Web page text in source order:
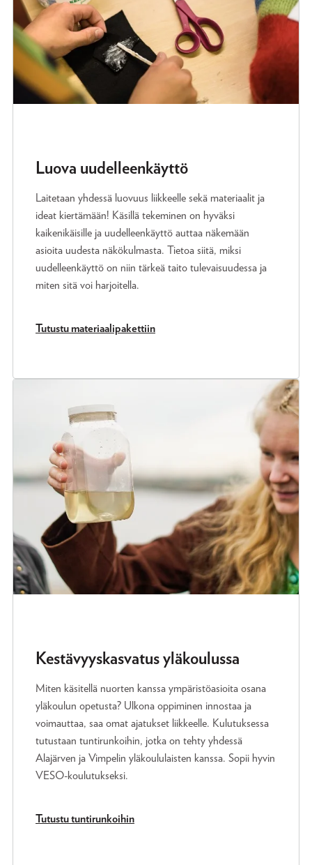
Luova uudelleenkäyttö
Laitetaan yhdessä luovuus liikkeelle sekä materiaalit ja
ideat kiertämään! Käsillä tekeminen on hyväksi
kaikenikäisille ja uudelleenkäyttö auttaa näkemään
asioita uudesta näkökulmasta. Tietoa siitä, miksi
uudelleenkäyttö on niin tärkeä taito tulevaisuudessa ja
miten sitä voi harjoitella.
Tutustu materiaalipakettiin
Kestävyyskasvatus yläkoulussa
Miten käsitellä nuorten kanssa ympäristöasioita osana
yläkoulun opetusta? Ulkona oppiminen innostaa ja
voimauttaa, saa omat ajatukset liikkeelle. Kulutuksessa
tutustaan tuntirunkoihin, jotka on tehty yhdessä
Alajärven ja Vimpelin yläkoululaisten kanssa. Sopii hyvin
VESO-koulutukseksi.
Tutustu tuntirunkoihin